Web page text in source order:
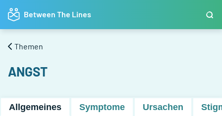
Between The Lines
Themen
ANGST
Allgemeines Symptome Ursachen